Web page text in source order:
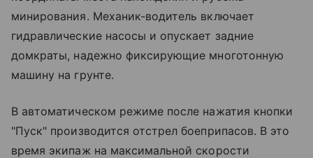
минирования. Механик-водитель включает
гидравлические насосы и опускает задние
домкраты, надежно фиксирующие многотонную
машину на грунте.
В автоматическом режиме после нажатия кнопки
"Пуск" производится отстрел боеприпасов. В это
время экипаж на максимальной скорости